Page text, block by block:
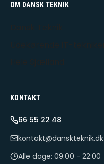
OM DANSK TEKNIK
KONTAKT
66 55 22 48
kontakt@danskteknik.dk
Alle dage: 09:00 - 22:00